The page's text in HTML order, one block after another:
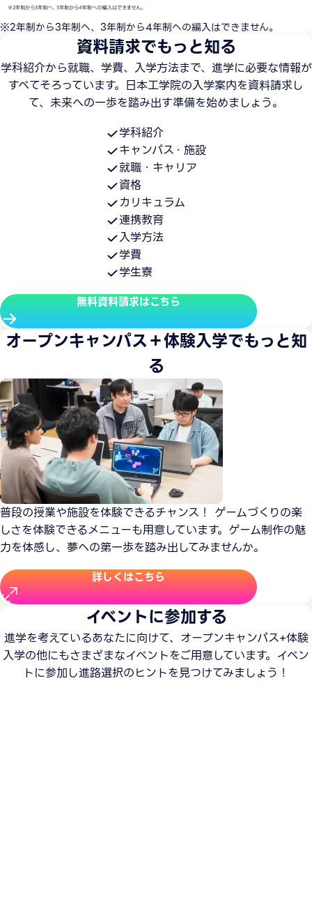
※2年制から3年制へ、3年制から4年制への編入はできません。
資料請求でもっと知る
学科紹介から就職、学費、入学方法まで、進学に必要な情報が
すべてそろっています。日本工学院の入学案内を資料請求し
て、未来への一歩を踏み出す準備を始めましょう。
学科紹介
キャンパス・施設
就職・キャリア
資格
カリキュラム
連携教育
入学方法
学費
学生寮
無料資料請求はこちら
オープンキャンパス＋体験入学でもっと知
る
普段の授業や施設を体験できるチャンス！ ゲームづくりの楽
しさを体験できるメニューも用意しています。ゲーム制作の魅
力を体感し、夢への第一歩を踏み出してみませんか。
詳しくはこちら
イベントに参加する
進学を考えているあなたに向けて、オープンキャンパス+体験
入学の他にもさまざまなイベントをご用意しています。イベン
トに参加し進路選択のヒントを見つけてみましょう！